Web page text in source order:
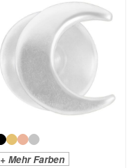
+ Mehr Farben